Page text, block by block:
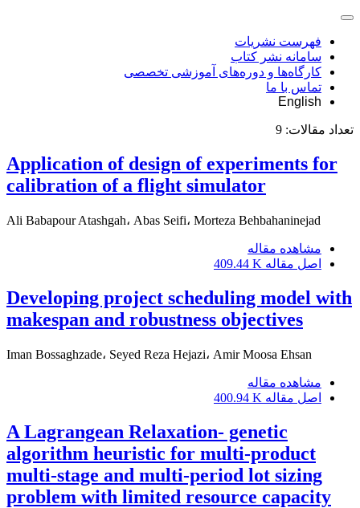
فهرست نشریات
سامانه نشر کتاب
کارگاه‌ها و دوره‌های آموزشی تخصصی
تماس با ما
English
تعداد مقالات: 9
Application of design of experiments for
calibration of a flight simulator
Ali Babapour Atashgah، Abas Seifi، Morteza Behbahaninejad
مشاهده مقاله
اصل مقاله 409.44 K
Developing project scheduling model with
makespan and robustness objectives
Iman Bossaghzade، Seyed Reza Hejazi، Amir Moosa Ehsan
مشاهده مقاله
اصل مقاله 400.94 K
A Lagrangean Relaxation- genetic
algorithm heuristic for multi-product
multi-stage and multi-period lot sizing
problem with limited resource capacity